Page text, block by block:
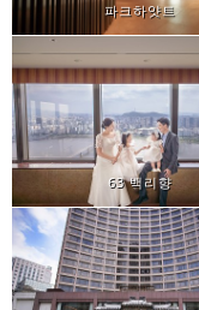
파크하얏트
63 백리향